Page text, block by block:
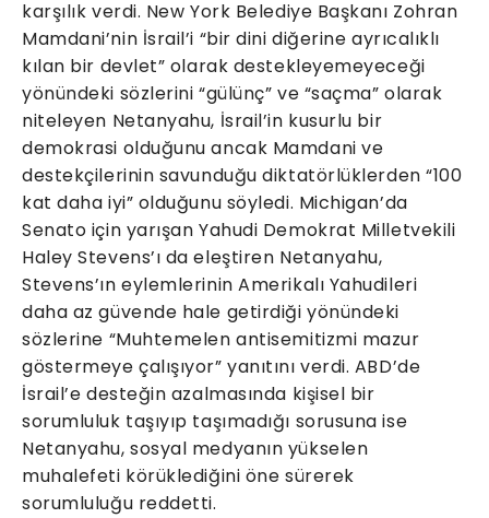
karşılık verdi. New York Belediye Başkanı Zohran
Mamdani’nin İsrail’i “bir dini diğerine ayrıcalıklı
kılan bir devlet” olarak destekleyemeyeceği
yönündeki sözlerini “gülünç” ve “saçma” olarak
niteleyen Netanyahu, İsrail’in kusurlu bir
demokrasi olduğunu ancak Mamdani ve
destekçilerinin savunduğu diktatörlüklerden “100
kat daha iyi” olduğunu söyledi. Michigan’da
Senato için yarışan Yahudi Demokrat Milletvekili
Haley Stevens’ı da eleştiren Netanyahu,
Stevens’ın eylemlerinin Amerikalı Yahudileri
daha az güvende hale getirdiği yönündeki
sözlerine “Muhtemelen antisemitizmi mazur
göstermeye çalışıyor” yanıtını verdi. ABD’de
İsrail’e desteğin azalmasında kişisel bir
sorumluluk taşıyıp taşımadığı sorusuna ise
Netanyahu, sosyal medyanın yükselen
muhalefeti körüklediğini öne sürerek
sorumluluğu reddetti.